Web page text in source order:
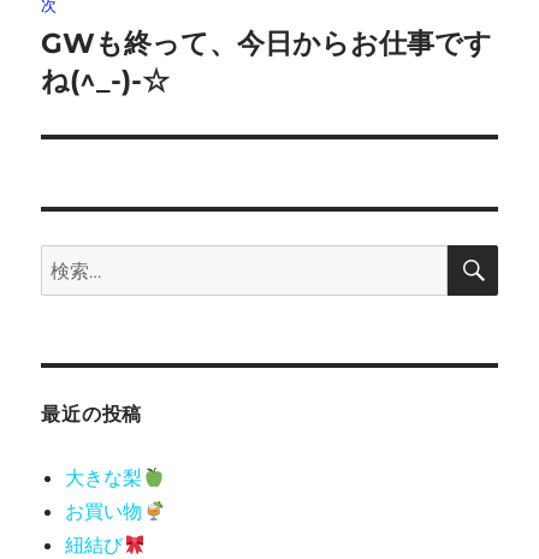
ゲ
ー
シ
ン
次
次
の
稿:
GWも終って、今日からお仕事です
ね(^_-)-☆
検
索:
検
最近の投稿
大きな梨
お買い物
紐結び